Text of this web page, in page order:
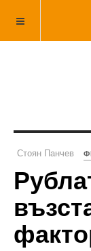
Стоян Панчев